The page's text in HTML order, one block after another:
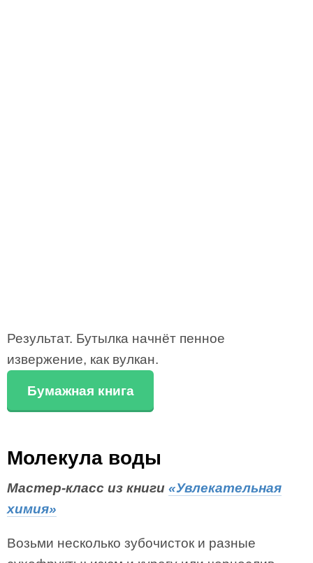
Результат. Бутылка начнёт пенное
извержение, как вулкан.
Бумажная книга
Молекула воды
Мастер-класс из книги «Увлекательная
химия»
Возьми несколько зубочисток и разные